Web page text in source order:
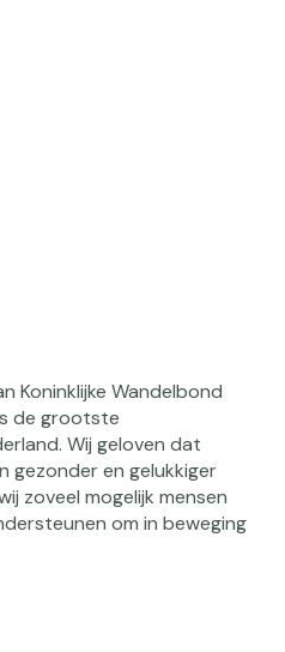
Koninklijke Wandelbond
de grootste
Wij geloven dat
gezonder en gelukkiger
zoveel mogelijk mensen
om in beweging